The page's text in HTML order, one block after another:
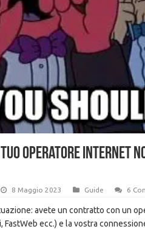
tuo operatore Internet
8 Maggio 2023 Guide 6
avete un contratto con un
FastWeb ecc.) e la vostra